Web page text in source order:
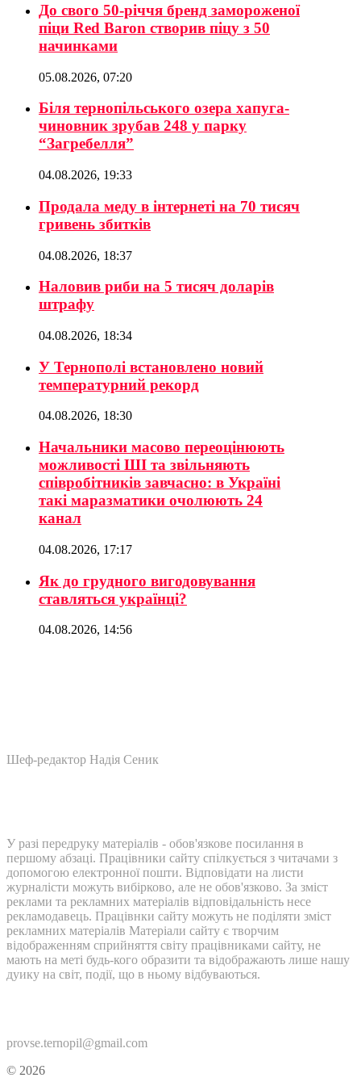
До свого 50-річчя бренд замороженої
піци Red Baron створив піцу з 50
начинками
05.08.2026, 07:20
Біля тернопільського озера хапуга-
чиновник зрубав 248 у парку
“Загребелля”
04.08.2026, 19:33
Продала меду в інтернеті на 70 тисяч
гривень збитків
04.08.2026, 18:37
Наловив риби на 5 тисяч доларів
штрафу
04.08.2026, 18:34
У Тернополі встановлено новий
температурний рекорд
04.08.2026, 18:30
Начальники масово переоцінюють
можливості ШІ та звільняють
співробітників завчасно: в Україні
такі маразматики очолюють 24
канал
04.08.2026, 17:17
Як до грудного вигодовування
ставляться українці?
04.08.2026, 14:56
Шеф-редактор Надія Сеник
У разі передруку матеріалів - обов'язкове посилання в
першому абзаці. Працівники сайту спілкується з читачами з
допомогою електронної пошти. Відповідати на листи
журналісти можуть вибірково, але не обов'язково. За зміст
реклами та рекламних матеріалів відповідальність несе
рекламодавець. Працівнки сайту можуть не поділяти зміст
рекламних матеріалів Матеріали сайту є творчим
відображенням сприйняття світу працівниками сайту, не
мають на меті будь-кого образити та відображають лише нашу
дуику на світ, події, що в ньому відбуваються.
provse.ternopil@gmail.com
© 2026